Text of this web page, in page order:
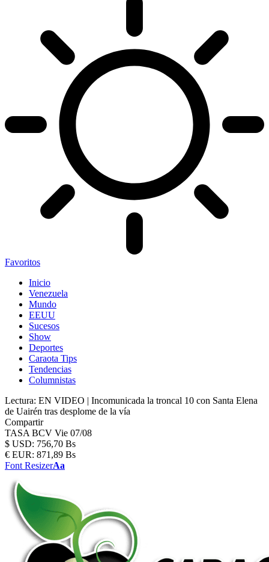
Favoritos
Inicio
Venezuela
Mundo
EEUU
Sucesos
Show
Deportes
Caraota Tips
Tendencias
Columnistas
Lectura: EN VIDEO | Incomunicada la troncal 10 con Santa Elena
de Uairén tras desplome de la vía
Compartir
TASA BCV Vie 07/08
$ USD: 756,70 Bs
€ EUR: 871,89 Bs
Font ResizerAa